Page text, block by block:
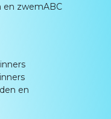
en zwemABC
en